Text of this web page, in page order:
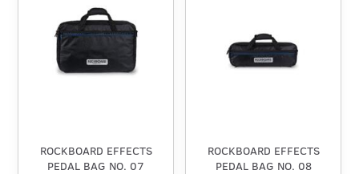
ROCKBOARD EFFECTS
PEDAL BAG NO. 07
ROCKBOARD EFFECTS
PEDAL BAG NO. 08